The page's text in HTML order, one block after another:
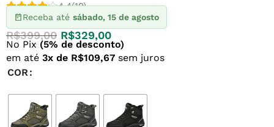
4.4(19)
Receba até sábado, 15 de agosto
R$399,00 R$329,00
No Pix (5% de desconto)
em até 3x de R$109,67 sem juros
COR